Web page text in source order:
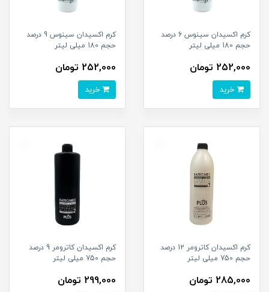
کرم اکسیدان سینوس 6 درصد
حجم 180 میلی لیتر
252,000 تومان
کرم اکسیدان سینوس 9 درصد
حجم 180 میلی لیتر
252,000 تومان
کرم اکسیدان کاترومر 12 درصد
حجم 750 میلی لیتر
285,000 تومان
کرم اکسیدان کاترومر 9 درصد
حجم 750 میلی لیتر
299,000 تومان